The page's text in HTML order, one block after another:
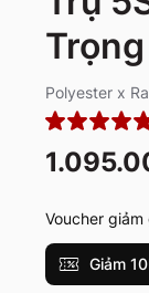
Polyester x
Voucher giảm
Giảm